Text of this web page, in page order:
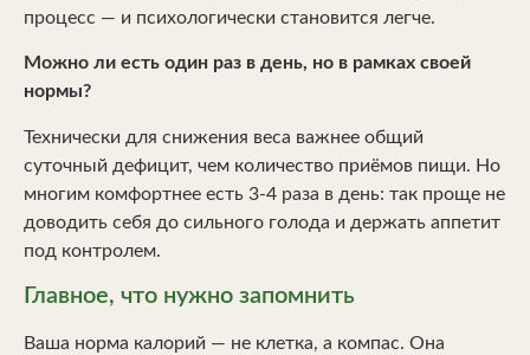
процесс — и психологически становится легче.
Можно ли есть один раз в день, но в рамках своей
нормы?
Технически для снижения веса важнее общий
суточный дефицит, чем количество приёмов пищи. Но
многим комфортнее есть 3-4 раза в день: так проще не
доводить себя до сильного голода и держать аппетит
под контролем.
Главное, что нужно запомнить
Ваша норма калорий — не клетка, а компас. Она